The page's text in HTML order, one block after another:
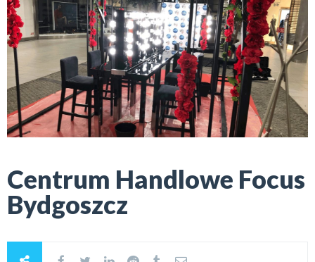
Centrum Handlowe Focus
Bydgoszcz